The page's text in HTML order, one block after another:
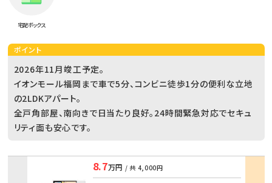
宅配ボックス
ポイント
2026年11月竣工予定。
イオンモール福岡まで車で5分、コンビニ徒歩1分の便利な立地
の2LDKアパート。
全戸角部屋、南向きで日当たり良好。24時間緊急対応でセキュ
リティ面も安心です。
8.7万円 / 共 4,000円